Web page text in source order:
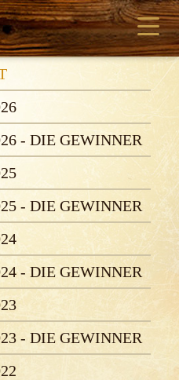
- DIE GEWINNER
- DIE GEWINNER
- DIE GEWINNER
- DIE GEWINNER